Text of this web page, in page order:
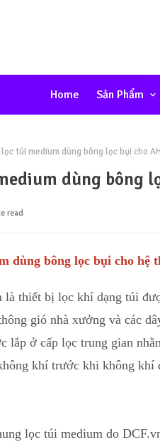
Home Sản Phẩm
túi medium dùng bông lọc bụi cho
dùng bông
read
dùng bông lọc bụi cho hệ
thiết bị lọc khí dạng túi
gió nhà xưởng và các
lắp ở cấp lọc trung gian
khí trước khi không
lọc túi medium do